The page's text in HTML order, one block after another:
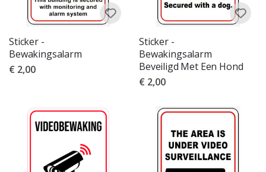
Sticker -
Bewakingsalarm
€ 2,00
Sticker -
Bewakingsalarm
Beveiligd Met Een Hond
€ 2,00